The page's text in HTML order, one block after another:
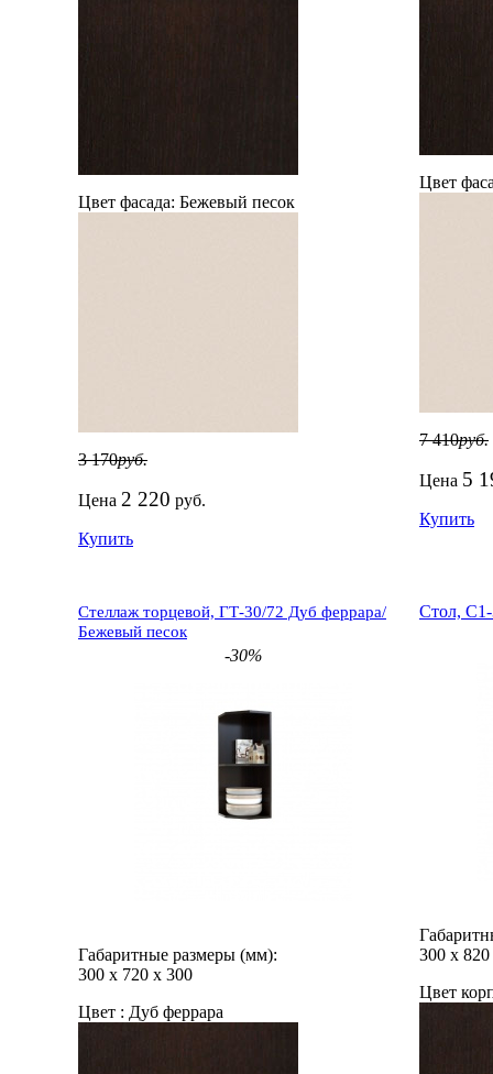
Цвет фасада: Бежевый песок
3 170руб.
Цена 2 220 руб.
Купить
Цвет
7 410руб.
Цена 5
Купить
Стеллаж торцевой, ГТ-30/72 Дуб феррара/
Бежевый песок
-30%
Габаритные размеры (мм):
300 х 720 х 300
Цвет : Дуб феррара
Стол,
300 х 820
Цвет